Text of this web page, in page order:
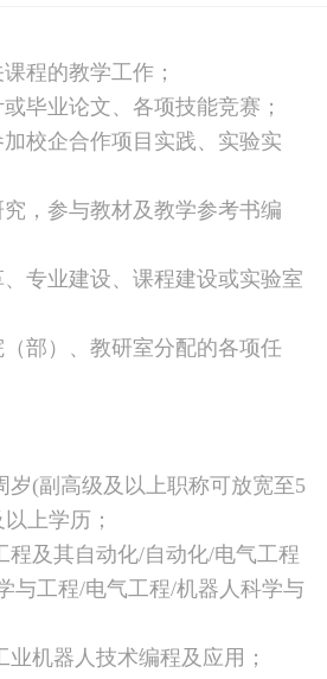
程的教学工作；
毕业论文、各项技能竞赛；
校企合作项目实践、实验实
，参与教材及教学参考书编
专业建设、课程建设或实验室
部）、教研室分配的各项任
岁(副高级及以上职称可放宽至5
上学历；
程及其自动化/自动化/电气工程
与工程/电气工程/机器人科学与
机器人技术编程及应用；